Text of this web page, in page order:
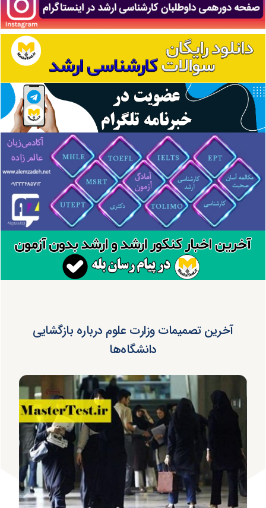
آخرین تصمیمات وزارت علوم درباره بازگشایی
دانشگاه‌ها